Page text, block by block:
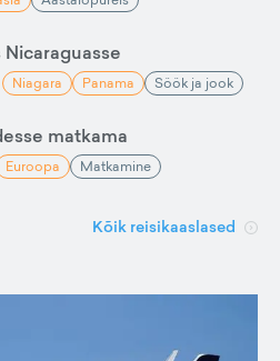
Niagara Panama Söök ja jook
matkama
Euroopa Matkamine
Kõik reisikaaslased